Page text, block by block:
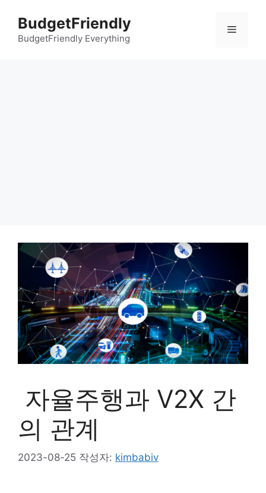
BudgetFriendly
BudgetFriendly Everything
메
자율주행과 V2X 간
의 관계
2023-08-25 작성자: kimbabiv